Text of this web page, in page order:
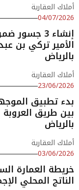
أملاك العقارية
04/07/2026
إنشاء 3
الأمير تركي بن
بالرياض
أملاك العقارية
23/06/2026
بدء تطبيق
بين طريق
بالرياض
أملاك العقارية
03/06/2026
الناتج المحلي